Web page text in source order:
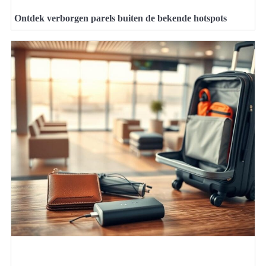
Ontdek verborgen parels buiten de bekende hotspots